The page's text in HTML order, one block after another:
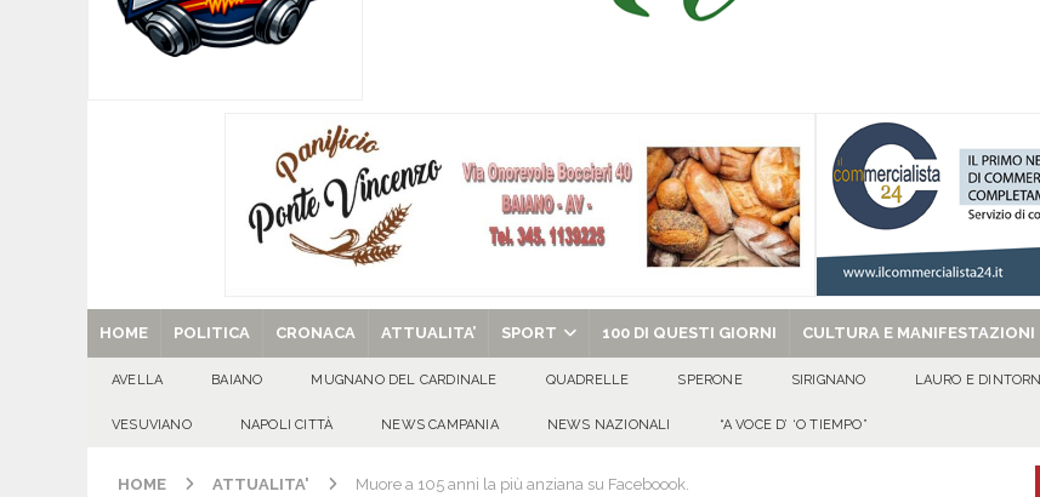
Matese
[ 08/08/2026 ]
[ 08/08/2026 ] U.S. Avellino. Claudio Manzi ceduto alla Scafatese a titolo definitivo ATTUALITA'
[ 08/08/2026 ] Forino (AV): Sale l’attesa per il concerto del 10 agosto di Anna Tatangelo in occasione dei festeggiamenti
patronali CULTURA E MANIFESTAZIONI
[ 29/08/2025 ] SANT’Oggi. Venerdì 29 agosto la chiesa celebra il Martirio di san Giovanni Battista e santa Sabina
HOME POLITICA CRONACA ATTUALITA’ SPORT 100 DI QUESTI GIORNI CULTURA E MANIFESTAZIONI
AVELLA BAIANO MUGNANO DEL CARDINALE QUADRELLE SPERONE SIRIGNANO LAURO E DINTORNI
VESUVIANO NAPOLI CITTÀ NEWS CAMPANIA NEWS NAZIONALI “A VOCE D’ ‘O TIEMPO”
HOME ATTUALITA' Muore a 105 anni la più anziana su Faceboook.